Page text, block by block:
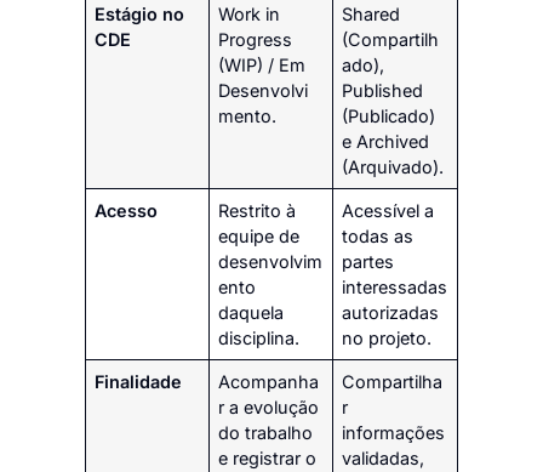
Estágio no
CDE
Work in
Progress
(WIP) / Em
Desenvolvi
mento.
Shared
(Compartilh
ado),
Published
(Publicado)
e Archived
(Arquivado).
Acesso
Restrito à
equipe de
desenvolvim
ento
daquela
disciplina.
Acessível a
todas as
partes
interessadas
autorizadas
no projeto.
Finalidade
Acompanha
r a evolução
do trabalho
e registrar o
Compartilha
r
informações
validadas,